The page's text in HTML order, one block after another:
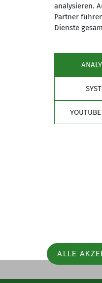
analysieren.
Partner
Dienste
ALLE